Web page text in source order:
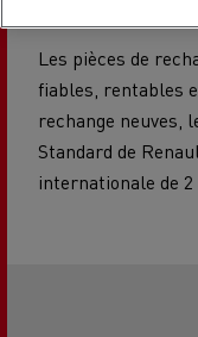
Les pièces de
fiables, rentables
rechange neuves,
Standard de
internationale de 2